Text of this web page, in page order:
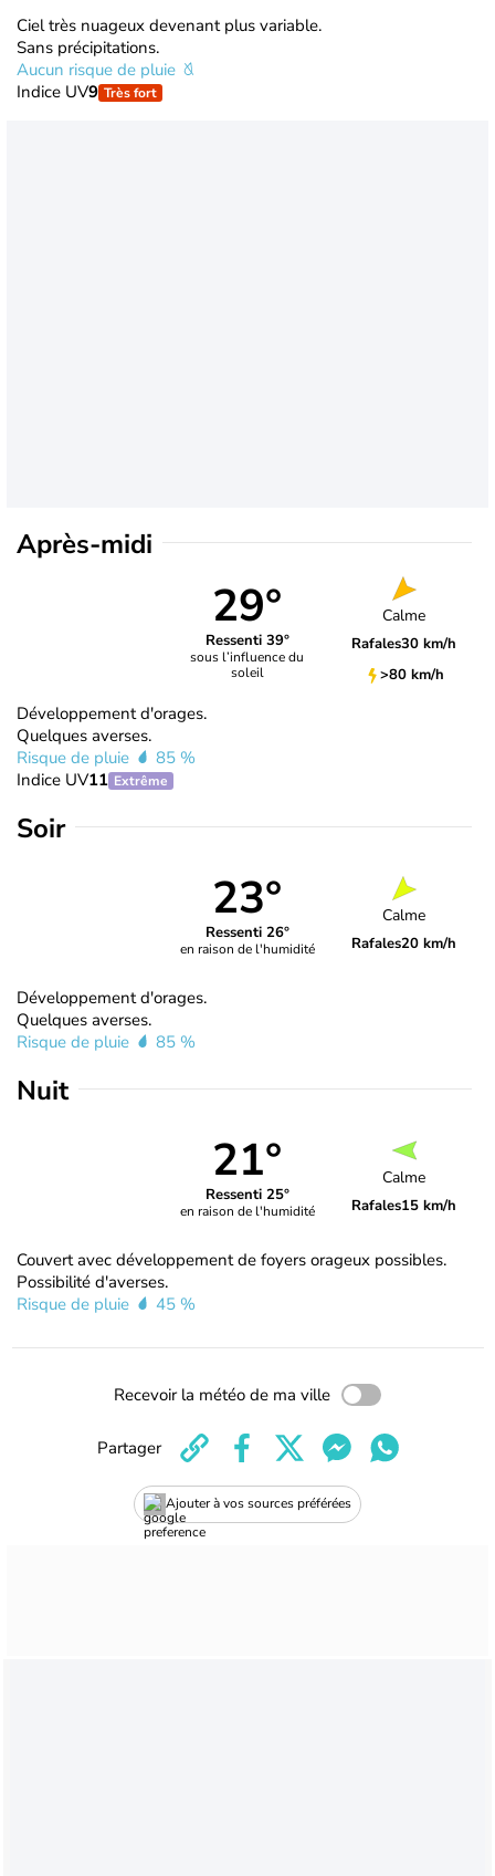
Ciel très nuageux devenant plus variable.
Sans précipitations.
Aucun risque de pluie
Indice UV9 Très fort
Après-midi
29°
Ressenti 39°
sous l’influence du
soleil
Calme
Rafales30 km/h
>80 km/h
Développement d'orages.
Quelques averses.
Risque de pluie
85 %
Indice UV11 Extrême
Soir
23°
Ressenti 26°
en raison de l'humidité
Calme
Rafales20 km/h
Développement d'orages.
Quelques averses.
Risque de pluie
85 %
Nuit
21°
Ressenti 25°
en raison de l'humidité
Calme
Rafales15 km/h
Couvert avec développement de foyers orageux possibles.
Possibilité d'averses.
Risque de pluie
45 %
Recevoir la météo de ma ville
Ajouter à vos sources préférées
Partager